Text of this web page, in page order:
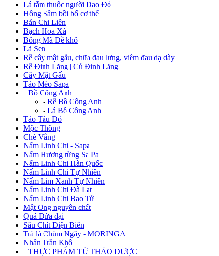
Lá tắm thuốc người Dao Đỏ
Hồng Sâm bồi bổ cơ thể
Bán Chi Liên
Bạch Hoa Xà
Bông Mã Đề khô
Lá Sen
Rễ cây mật gấu, chữa đau lưng, viêm đau dạ dày
Rễ Đinh Lăng | Củ Đinh Lăng
Cây Mật Gấu
Táo Mèo Sapa
Bồ Công Anh
- Rễ Bồ Công Anh
- Lá Bồ Công Anh
Táo Tầu Đỏ
Mộc Thông
Chè Vằng
Nấm Linh Chi - Sapa
Nấm Hương rừng Sa Pa
Nấm Linh Chi Hàn Quốc
Nấm Linh Chi Tự Nhiên
Nấm Lim Xanh Tự Nhiên
Nấm Linh Chi Đà Lạt
Nấm Linh Chi Bao Tử
Mật Ong nguyên chất
Quả Dứa dại
Sâu Chít Điện Biên
Trà lá Chùm Ngây - MORINGA
Nhân Trần Khô
THỰC PHẨM TỪ THẢO DƯỢC